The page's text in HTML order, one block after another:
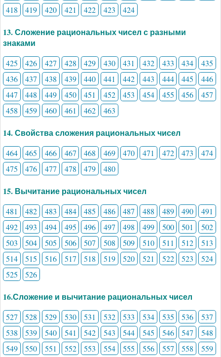
418
419 420 421 422 423 424
13. Сложение рациональных чисел с разными
знаками
425 426 427 428 429 430 431 432 433 434
435
436
437 438 439 440 441 442 443 444 445
446
447
448 449 450 451 452 453 454 455 456
457
458
459 460 461 462 463
14. Свойства сложения рациональных чисел
464 465 466 467 468 469 470 471 472 473
474
475
476 477 478 479 480
15. Вычитание рациональных чисел
481 482 483 484 485 486 487 488 489 490
491
492
493 494 495 496 497 498 499 500 501
502
503
504 505 506 507 508 509 510 511 512
513
514
515 516 517 518 519 520 521 522 523
524
525
526
16.Сложение и вычитание рациональных чисел
527 528 529 530 531 532 533 534 535 536
537
538
539 540 541 542 543 544 545 546 547
548
549
550 551 552 553 554 555 556 557 558 559